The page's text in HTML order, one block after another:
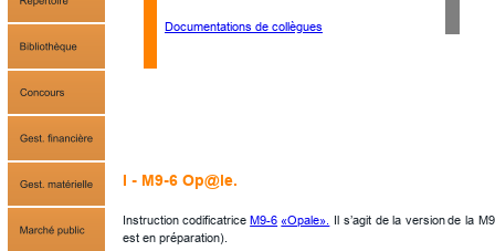
I - M9-6 Op@le.
Instruction codificatrice M9-6 «Opale». Il s’agit de la versionde la
est en préparation).
Documentations de collègues